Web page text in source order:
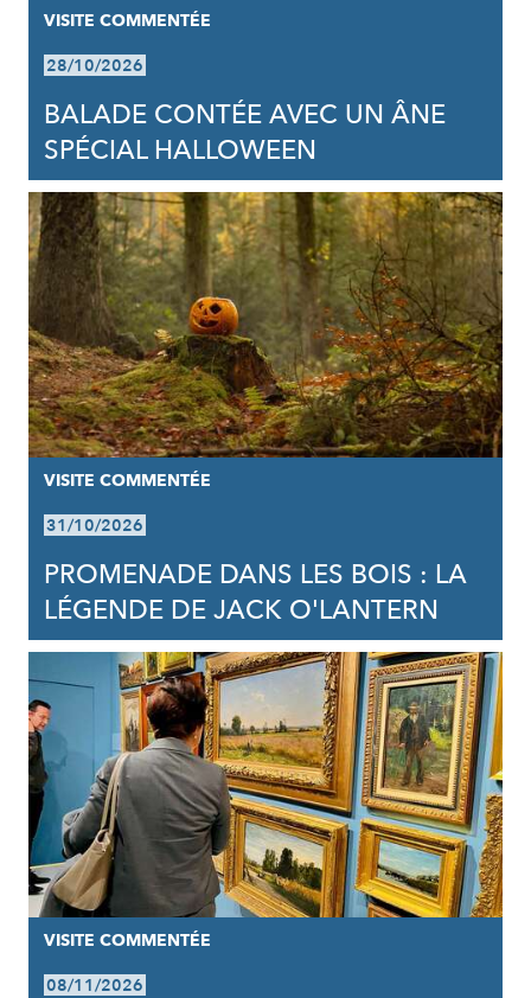
VISITE COMMENTÉE
28/10/2026
BALADE CONTÉE AVEC UN ÂNE
SPÉCIAL HALLOWEEN
VISITE COMMENTÉE
31/10/2026
PROMENADE DANS LES BOIS : LA
LÉGENDE DE JACK O'LANTERN
VISITE COMMENTÉE
08/11/2026